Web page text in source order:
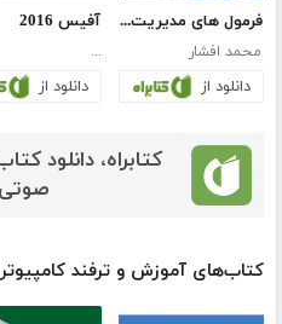
فرمول های مدیریت پروژه قابل استفاده در MS-Project و پراجکت سرور
محمد افشار
دانلود از
آفیس 2016
...
دانلود از
کتابراه، دانلود
صوتی
کتاب‌های آموزش و ترفند کامپیوتر